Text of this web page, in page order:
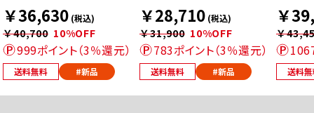
￥36,630 (税込)
￥40,700 10%OFF
999ポイント（3％還元）
送料無料 #新品
￥28,710 (税込)
￥31,900 10%OFF
783ポイント（3％還元）
送料無料 #新品
￥
￥
送料